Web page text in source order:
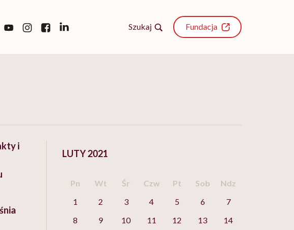
Szukaj Fundacja
i
LUTY 2021
Pn Wt Śr Czw Pt Sob
Ndz
1
2 3 4 5 6
7
8
9 10 11 12 13
14